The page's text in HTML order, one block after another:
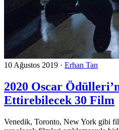
10 Ağustos 2019 · Erhan Tan
2020 Oscar
Ettirebilecek 30 Film
Venedik, Toronto, New York gibi